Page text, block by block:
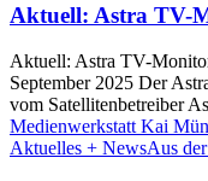
Aktuell: Astra TV-
Aktuell: Astra TV-
September 2025 Der
vom Satellitenbetreiber
Medienwerkstatt Kai
Aktuelles + NewsAus